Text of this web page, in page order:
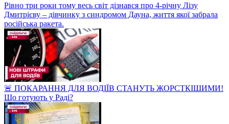
Рівно три роки тому весь світ дізнався про 4-річну Лізу
Дмитрієву – дівчинку з синдромом Дауна, життя якої забрала
російська ракета.
🚨 ПОКАРАННЯ ДЛЯ ВОДІЇВ СТАНУТЬ ЖОРСТКІШИМИ!
Що готують у Раді?